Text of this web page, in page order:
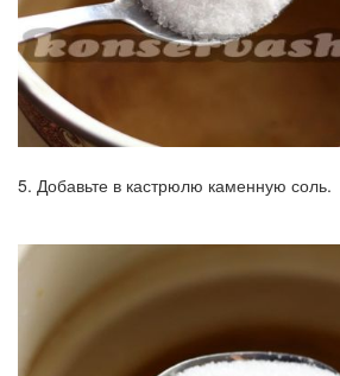
5. Добавьте в кастрюлю каменную соль.